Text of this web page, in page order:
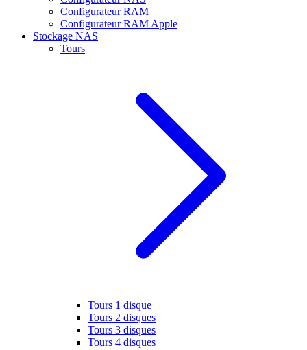
Configurateur RAM
Configurateur RAM Apple
Stockage NAS
Tours
Tours 1 disque
Tours 2 disques
Tours 3 disques
Tours 4 disques